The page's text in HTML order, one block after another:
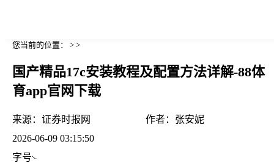
您当前的位置： > >
国产精品17c安装教程及配置方法详解-88体
育app官网下载
来源： 证券时报网 作者： 张安妮
2026-06-09 03:15:50
字号